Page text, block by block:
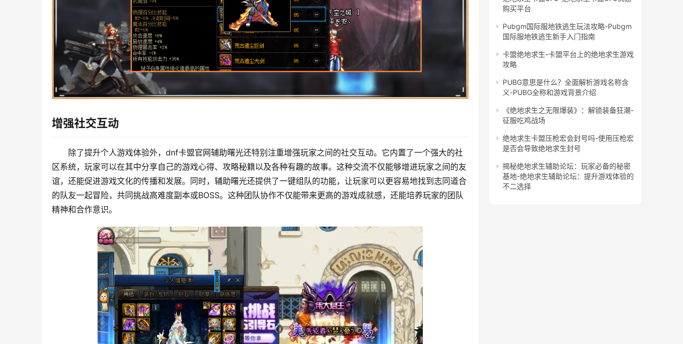
增强社交互动
除了提升个人游戏体验外，dnf卡盟官网辅助曙光还特别注重增强玩家之间的社交互动。它内置了一个强大的社
区系统，玩家可以在其中分享自己的游戏心得、攻略秘籍以及各种有趣的故事。这种交流不仅能够增进玩家之间的友
谊，还能促进游戏文化的传播和发展。同时，辅助曙光还提供了一键组队的功能，让玩家可以更容易地找到志同道合
的队友一起冒险，共同挑战高难度副本或BOSS。这种团队协作不仅能带来更高的游戏成就感，还能培养玩家的团队
精神和合作意识。
购买平台
Pubgm国际服地铁逃生玩法攻略-Pubgm
国际服地铁逃生新手入门指南
卡盟绝地求生-卡盟平台上的绝地求生游戏
攻略
PUBG意思是什么？全面解析游戏名称含
义-PUBG全称和游戏背景介绍
《绝地求生之无限爆装》：解锁装备狂潮-
征服吃鸡战场
绝地求生卡盟压枪宏会封号吗-使用压枪宏
是否会导致绝地求生封号
揭秘绝地求生辅助论坛：玩家必备的秘密
基地-绝地求生辅助论坛：提升游戏体验的
不二选择